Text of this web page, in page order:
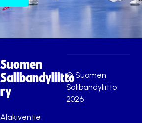
Suomen
Salibandyliitto
ry
Alakiventie
© Suomen
Salibandyliitto
2026